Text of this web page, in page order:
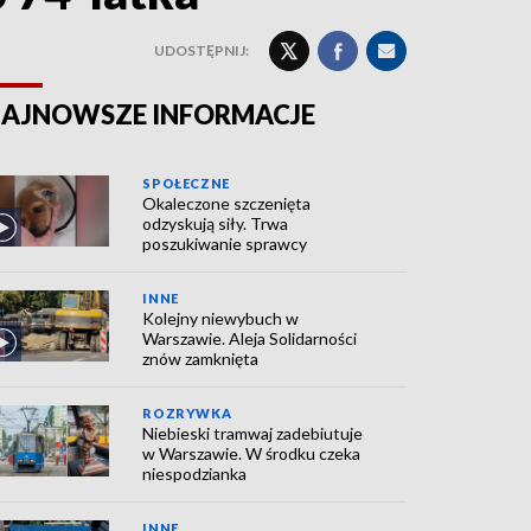
UDOSTĘPNIJ:
INFORMACJE
SPOŁECZNE
Okaleczone szczenięta
odzyskują siły. Trwa
poszukiwanie sprawcy
INNE
Kolejny niewybuch w
Warszawie. Aleja Solidarności
znów zamknięta
ROZRYWKA
Niebieski tramwaj zadebiutuje
w Warszawie. W środku czeka
niespodzianka